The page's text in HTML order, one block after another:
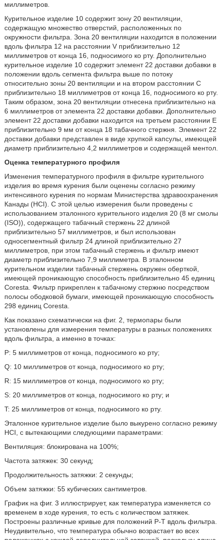
миллиметров.
Курительное изделие 10 содержит зону 20 вентиляции,
содержащую множество отверстий, расположенных по
окружности фильтра. Зона 20 вентиляции находится в положении
вдоль фильтра 12 на расстоянии V приблизительно 12
миллиметров от конца 16, подносимого ко рту. Дополнительно
курительное изделие 10 содержит элемент 22 доставки добавки в
положении вдоль сегмента фильтра выше по потоку
относительно зоны 20 вентиляции и на втором расстоянии C
приблизительно 18 миллиметров от конца 16, подносимого ко рту.
Таким образом, зона 20 вентиляции отнесена приблизительно на
6 миллиметров от элемента 22 доставки добавки. Дополнительно
элемент 22 доставки добавки находится на третьем расстоянии E
приблизительно 9 мм от конца 18 табачного стержня. Элемент 22
доставки добавки представлен в виде хрупкой капсулы, имеющей
диаметр приблизительно 4,2 миллиметров и содержащей ментол.
Оценка температурного профиля
Изменения температурного профиля в фильтре курительного
изделия во время курения были оценены согласно режиму
интенсивного курения по нормам Министерства здравоохранения
Канады (HCI). С этой целью измерения были проведены с
использованием эталонного курительного изделия 20 (8 мг смолы
(ISO)), содержащего табачный стержень 22 длиной
приблизительно 57 миллиметров, и был использован
односегментный фильтр 24 длиной приблизительно 27
миллиметров, при этом табачный стержень и фильтр имеют
диаметр приблизительно 7,9 миллиметра. В эталонном
курительном изделии табачный стержень окружен оберткой,
имеющей проникающую способность приблизительно 45 единиц
Coresta. Фильтр прикреплен к табачному стержню посредством
полосы ободковой бумаги, имеющей проникающую способность
298 единиц Coresta.
Как показано схематически на фиг. 2, термопары были
установлены для измерения температуры в разных положениях
вдоль фильтра, а именно в точках:
P: 5 миллиметров от конца, подносимого ко рту;
Q: 10 миллиметров от конца, подносимого ко рту;
R: 15 миллиметров от конца, подносимого ко рту;
S: 20 миллиметров от конца, подносимого ко рту; и
T: 25 миллиметров от конца, подносимого ко рту.
Эталонное курительное изделие было выкурено согласно режиму
HCI, с вытекающими следующими параметрами:
Вентиляция: блокирована на 100%;
Частота затяжек: 30 секунд;
Продолжительность затяжки: 2 секунды;
Объем затяжки: 55 кубических сантиметров.
График на фиг. 3 иллюстрирует, как температура изменяется со
временем в ходе курения, то есть с количеством затяжек.
Построены различные кривые для положений P-T вдоль фильтра.
Неудивительно, что температура обычно возрастает во всех